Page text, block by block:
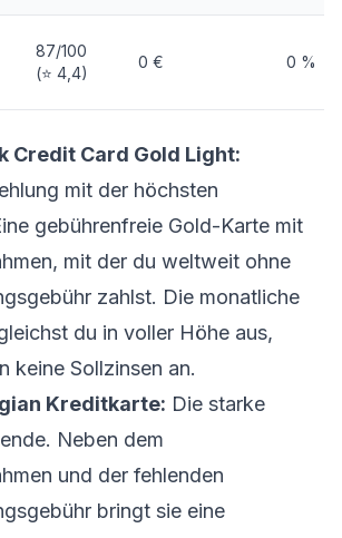
87/100
(⭐ 4,4)
0 € 0 %
Credit Card Gold Light:
mit der höchsten
gebührenfreie Gold-Karte mit
mit der du weltweit ohne
zahlst. Die monatliche
du in voller Höhe aus,
keine Sollzinsen an.
Kreditkarte: Die starke
Neben dem
und der fehlenden
bringt sie eine